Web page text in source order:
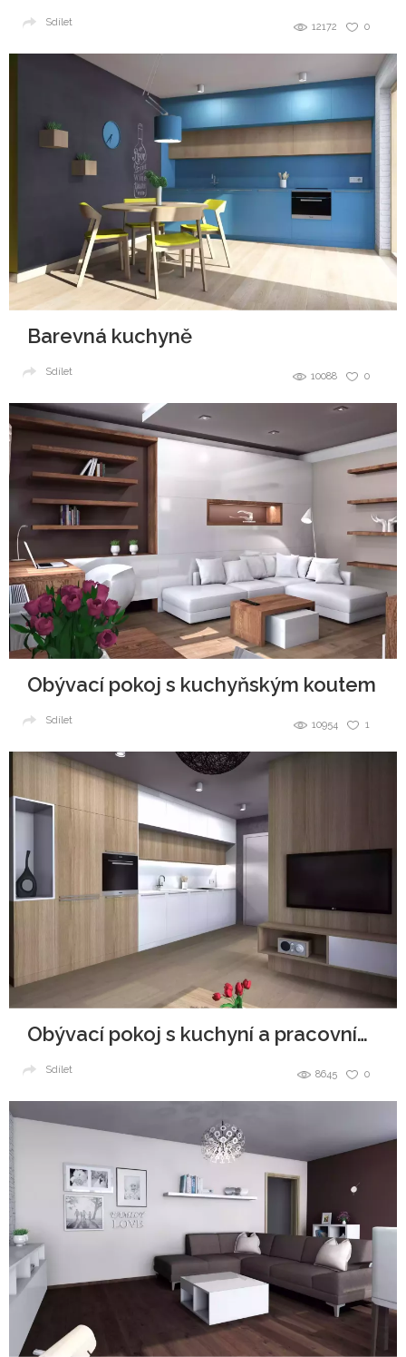
0
12172
Sdílet
Barevná kuchyně
0
10088
Sdílet
Obývací pokoj s kuchyňským koutem
1
10954
Sdílet
Obývací pokoj s kuchyní a pracovním koutkem
0
8645
Sdílet